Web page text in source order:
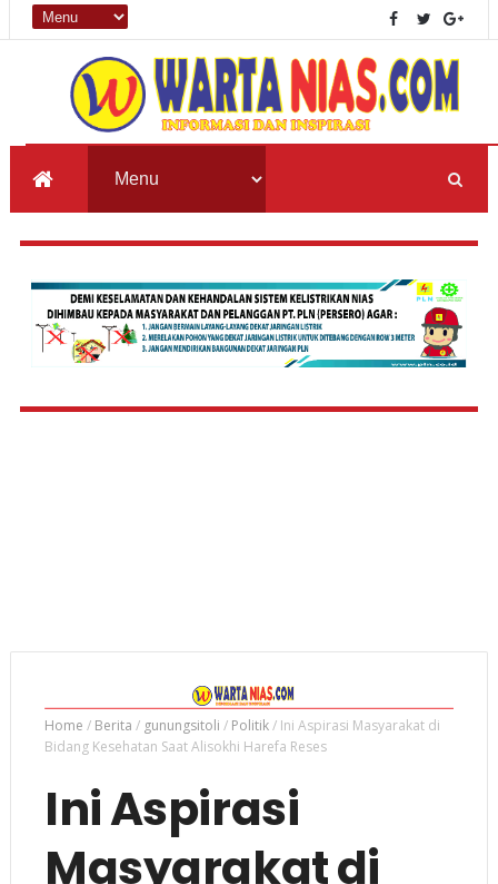
Home / Berita / gunungsitoli / Politik/ Ini Aspirasi Masyarakat di
Bidang Kesehatan Saat Alisokhi Harefa Reses
Ini Aspirasi
Masyarakat di